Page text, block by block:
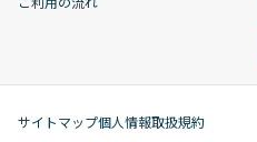
サイトマップ個人情報取扱規約